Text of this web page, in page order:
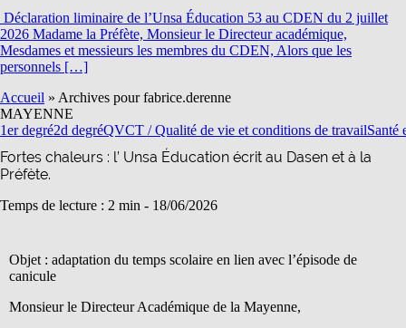
Déclaration liminaire de l’Unsa Éducation 53 au CDEN du 2 juillet
2026 Madame la Préfète, Monsieur le Directeur académique,
Mesdames et messieurs les membres du CDEN, Alors que les
personnels […]
Accueil » Archives pour fabrice.derenne
MAYENNE
1er degré2d degréQVCT / Qualité de vie et conditions de travailSanté
Fortes chaleurs : l’ Unsa Éducation écrit au Dasen et à la
Préfète.
Temps de lecture : 2 min - 18/06/2026
Objet : adaptation du temps scolaire en lien avec l’épisode de
canicule
Monsieur le Directeur Académique de la Mayenne,